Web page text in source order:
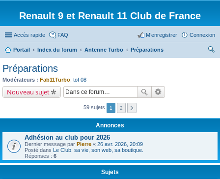
Renault 9 et Renault 11 Club de France
Accès rapide FAQ Connexion
M’enregistrer
Portail Index du forum Antenne Turbo
Préparations
Préparations
Modérateurs : Fab11Turbo tof 08
Nouveau sujet
59 sujets 1 2
Annonces
Adhésion au club pour 2026
Dernier message par Pierre « 26 avr. 2026, 20:09
Posté dans Le Club: sa vie, son web, sa boutique.
Réponses : 6
Sujets